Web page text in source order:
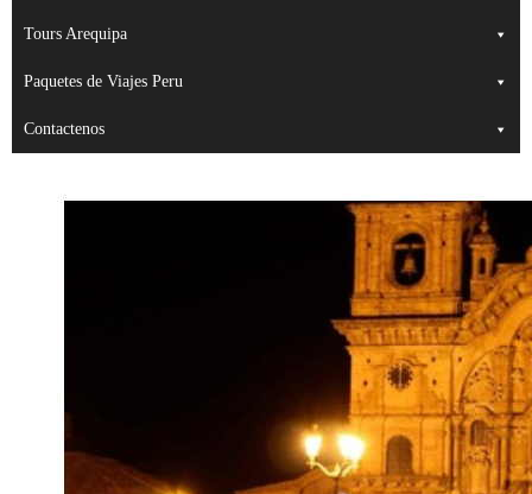
Tours Arequipa
Paquetes de Viajes Peru
Contactenos